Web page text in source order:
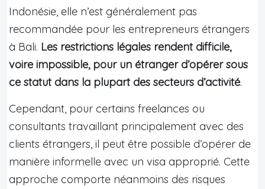
Indonésie, elle n’est généralement pas
recommandée pour les entrepreneurs étrangers
à Bali. Les restrictions légales rendent difficile,
voire impossible, pour un étranger d’opérer sous
ce statut dans la plupart des secteurs d’activité.
Cependant, pour certains freelances ou
consultants travaillant principalement avec des
clients étrangers, il peut être possible d’opérer de
manière informelle avec un visa approprié. Cette
approche comporte néanmoins des risques